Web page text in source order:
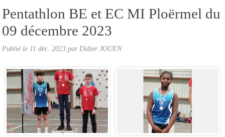
Pentathlon BE et EC MI Ploërmel du
09 décembre 2023
Publié le 11 déc. 2023 par Didier JOUEN